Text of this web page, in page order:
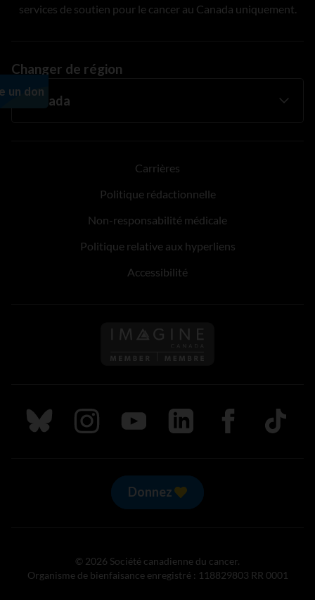
services de soutien pour le cancer au Canada uniquement.
Changer de région
Carrières
Politique rédactionnelle
Non-responsabilité médicale
Politique relative aux hyperliens
Accessibilité
Suivez nous sur Bluesky
Suivez nous sur Instagram
Suivez nous sur Youtube
Suivez nous sur LinkedIn
Suivez nous sur
TikTok
Donnez
© 2026 Société canadienne du cancer.
Organisme de bienfaisance enregistré : 118829803 RR 0001